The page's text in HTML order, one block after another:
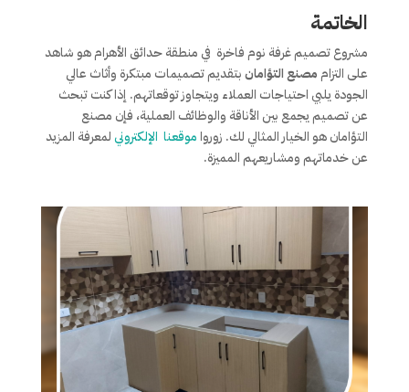
الخاتمة
مشروع تصميم غرفة نوم فاخرة في منطقة حدائق الأهرام هو شاهد
على التزام مصنع التؤامانبتقديم تصميمات مبتكرة وأثاث عالي
الجودة يلبي احتياجات العملاء ويتجاوز توقعاتهم. إذا كنت تبحث
عن تصميم يجمع بين الأناقة والوظائف العملية، فإن مصنع
التؤامان هو الخيار المثالي لك. زورواموقعنا الإلكتروني لمعرفة المزيد
عن خدماتهم ومشاريعهم المميزة.